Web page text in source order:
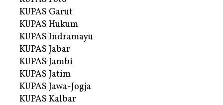
KUPAS Garut
KUPAS Hukum
KUPAS Indramayu
KUPAS Jabar
KUPAS Jambi
KUPAS Jatim
KUPAS Jawa-Jogja
KUPAS Kalbar